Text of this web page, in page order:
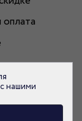
нашими